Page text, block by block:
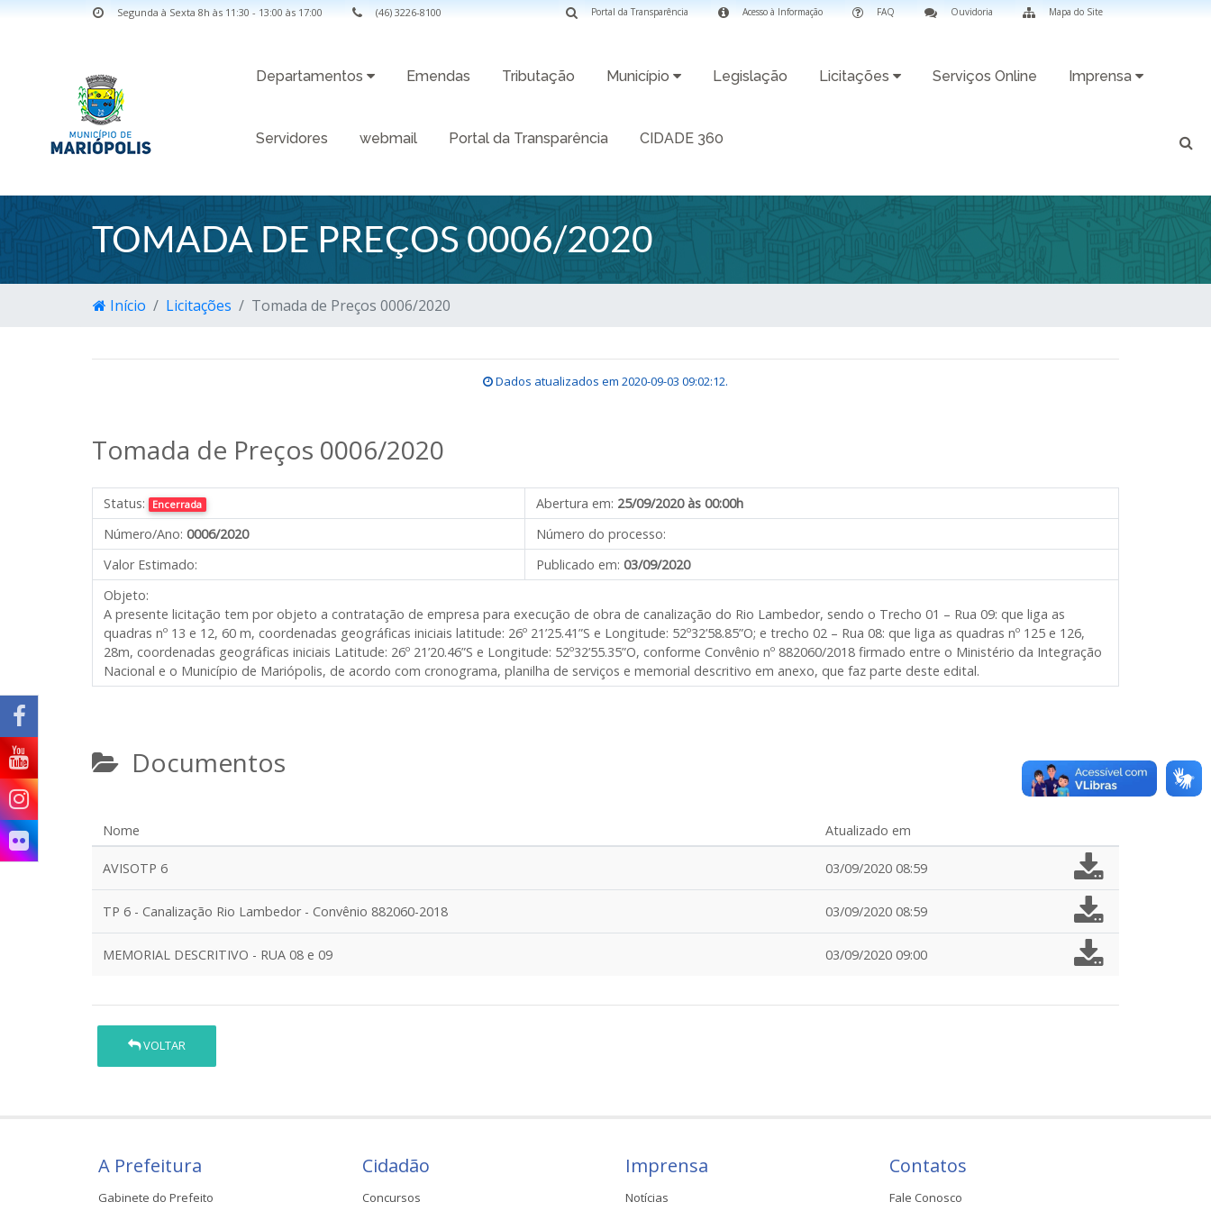
Segunda à Sexta 8h às 11:30 - 13:00 às 17:00 (46) 3226-8100 Mapa do Site
Ouvidoria
FAQ
Acesso à Informação
Portal da Transparência
Departamentos Emendas Tributação Município Legislação Licitações Serviços Online Imprensa
Servidores webmail Portal da Transparência CIDADE 360
TOMADA DE PREÇOS 0006/2020
Início Licitações Tomada de Preços 0006/2020
Dados atualizados em 2020-09-03 09:02:12.
Tomada de Preços 0006/2020
Status: Encerrada Abertura em: 25/09/2020 às 00:00h
Número/Ano: 0006/2020
Número do processo:
Valor Estimado:
Publicado em: 03/09/2020
Objeto:
A presente licitação tem por objeto a contratação de empresa para execução de obra de canalização do Rio Lambedor, sendo o Trecho 01 – Rua 09: que liga as
quadras nº 13 e 12, 60 m, coordenadas geográficas iniciais latitude: 26º 21’25.41”S e Longitude: 52º32’58.85”O; e trecho 02 – Rua 08: que liga as quadras nº 125 e 126,
28m, coordenadas geográficas iniciais Latitude: 26º 21’20.46”S e Longitude: 52º32’55.35”O, conforme Convênio nº 882060/2018 firmado entre o Ministério da Integração
Nacional e o Município de Mariópolis, de acordo com cronograma, planilha de serviços e memorial descritivo em anexo, que faz parte deste edital.
Documentos
Nome Atualizado em
AVISOTP 6 03/09/2020 08:59
TP 6 - Canalização Rio Lambedor - Convênio 882060-2018 03/09/2020 08:59
MEMORIAL DESCRITIVO - RUA 08 e 09 03/09/2020 09:00
VOLTAR
A Prefeitura
Gabinete do Prefeito
Cidadão
Concursos
Imprensa
Notícias
Contatos
Fale Conosco